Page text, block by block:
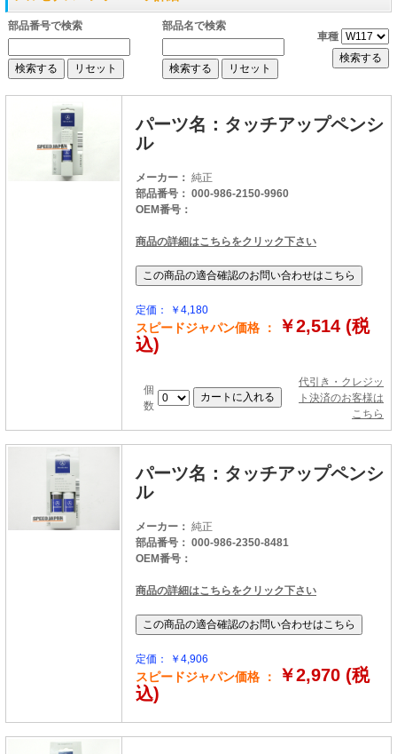
部品番号で検索
部品名で検索
車種
パーツ名：タッチアップペンシ
ル
メーカー： 純正
部品番号： 000-986-2150-9960
OEM番号：
商品の詳細はこちらをクリック下さい
定価： ￥4,180
スピードジャパン価格 ：
￥2,514 (税
込)
個
数
代引き・クレジッ
ト決済のお客様は
こちら
パーツ名：タッチアップペンシ
ル
メーカー： 純正
部品番号： 000-986-2350-8481
OEM番号：
商品の詳細はこちらをクリック下さい
定価： ￥4,906
スピードジャパン価格 ：
￥2,970 (税
込)